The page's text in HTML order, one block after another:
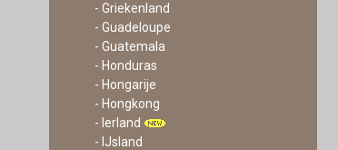
- Griekenland
- Guadeloupe
- Guatemala
- Honduras
- Hongarije
- Hongkong
- Ierland
- IJsland